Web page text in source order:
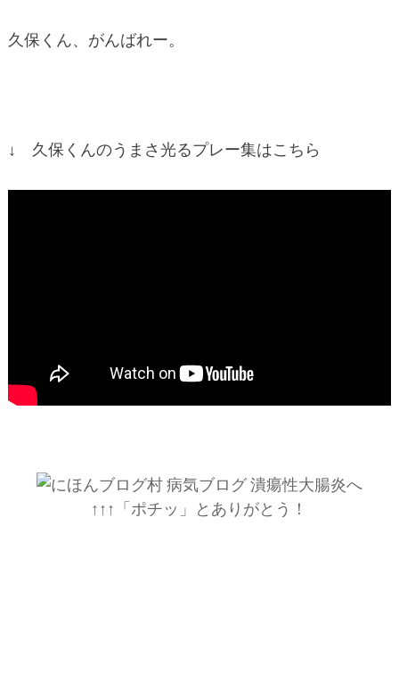
久保くん、がんばれー。
↓ 久保くんのうまさ光るプレー集はこちら
↑↑↑「ポチッ」とありがとう！